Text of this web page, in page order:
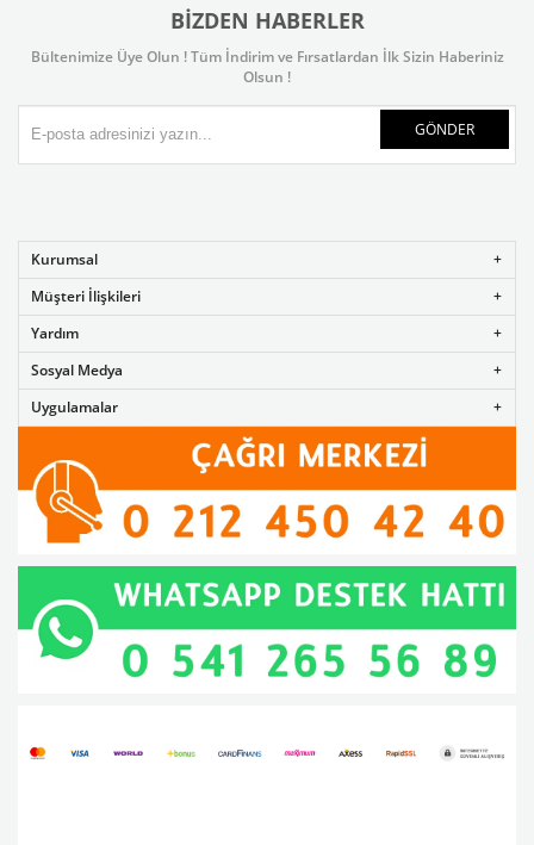
BIZDEN HABERLER
Bültenimize Üye Olun ! Tüm İndirim ve Fırsatlardan İlk Sizin Haberiniz
Olsun !
GÖNDER
Kurumsal
Müşteri İlişkileri
Yardım
Sosyal Medya
Uygulamalar